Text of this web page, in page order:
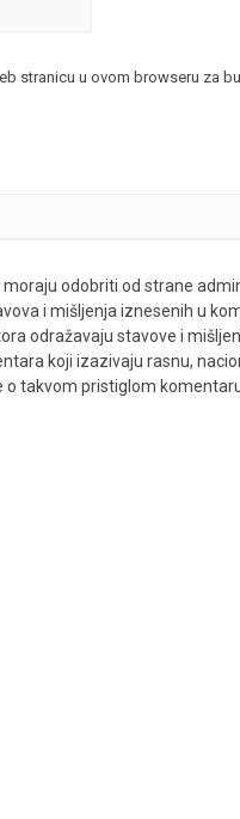
stranicu u ovom browseru za
odobriti od strane
i mišljenja iznesenih u
odražavaju stavove i
koji izazivaju rasnu,
o takvom pristiglom